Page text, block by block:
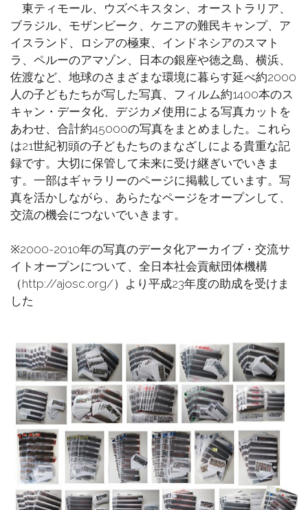
東ティモール、ウズベキスタン、オーストラリア、
ブラジル、モザンビーク、ケニアの難民キャンプ、ア
イスランド、ロシアの極東、インドネシアのスマト
ラ、ペルーのアマゾン、日本の銀座や徳之島、横浜、
佐渡など、地球のさまざまな環境に暮らす延べ約2000
人の子どもたちが写した写真、フィルム約1400本のス
キャン・データ化、デジカメ使用による写真カットを
あわせ、合計約45000の写真をまとめました。これら
は21世紀初頭の子どもたちのまなざしによる貴重な記
録です。大切に保管して未来に受け継ぎいでいきま
す。一部はギャラリーのページに掲載しています。写
真を活かしながら、あらたなページをオープンして、
交流の機会につないでいきます。
※2000-2010年の写真のデータ化アーカイブ・交流サ
イトオープンについて、全日本社会貢献団体機構
（http://ajosc.org/）より平成23年度の助成を受けま
した